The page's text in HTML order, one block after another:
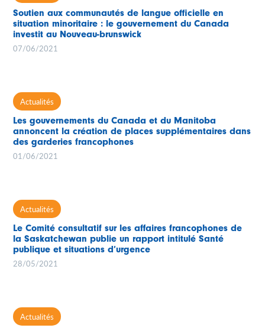
Soutien aux communautés de langue officielle en
situation minoritaire : le gouvernement du Canada
investit au Nouveau-brunswick
07/06/2021
Actualités
Les gouvernements du Canada et du Manitoba
annoncent la création de places supplémentaires dans
des garderies francophones
01/06/2021
Actualités
Le Comité consultatif sur les affaires francophones de
la Saskatchewan publie un rapport intitulé Santé
publique et situations d’urgence
28/05/2021
Actualités